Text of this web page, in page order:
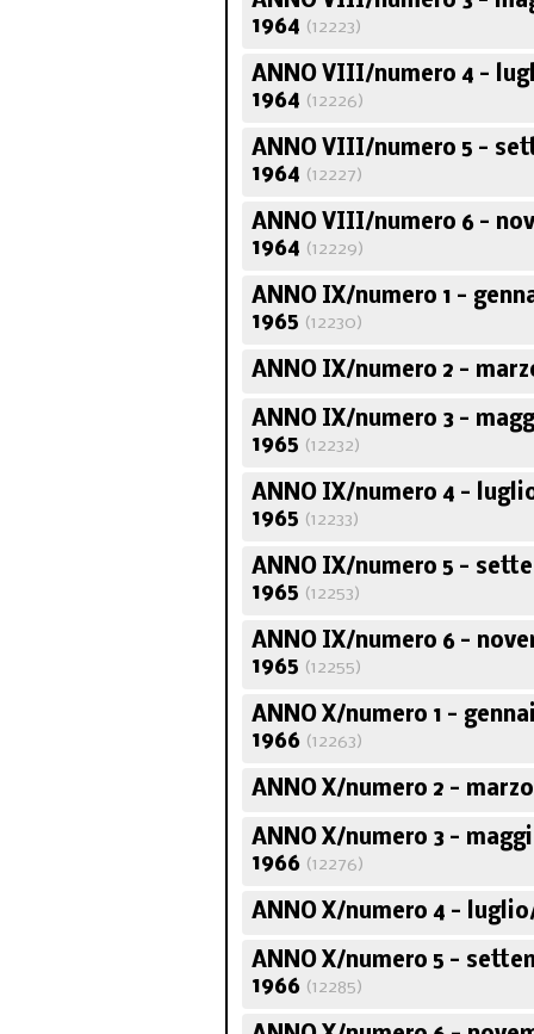
1964 (12223)
ANNO VIII/numero 4 -
1964 (12226)
ANNO VIII/numero 5 -
1964 (12227)
ANNO VIII/numero 6 -
1964 (12229)
ANNO IX/numero 1 -
1965 (12230)
ANNO IX/numero 2 -
ANNO IX/numero 3 -
1965 (12232)
ANNO IX/numero 4 -
1965 (12233)
ANNO IX/numero 5 -
1965 (12253)
ANNO IX/numero 6 -
1965 (12255)
ANNO X/numero 1 -
1966 (12263)
ANNO X/numero 2 -
ANNO X/numero 3 -
1966 (12276)
ANNO X/numero 4 -
ANNO X/numero 5 -
1966 (12285)
politici